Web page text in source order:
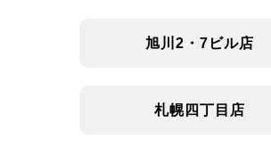
旭川2・7ビル店
札幌四丁目店